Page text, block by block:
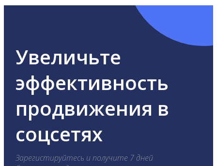
Увеличьте
эффективность
продвижения в
соцсетях
Зарегистируйтесь и получите 7 дней